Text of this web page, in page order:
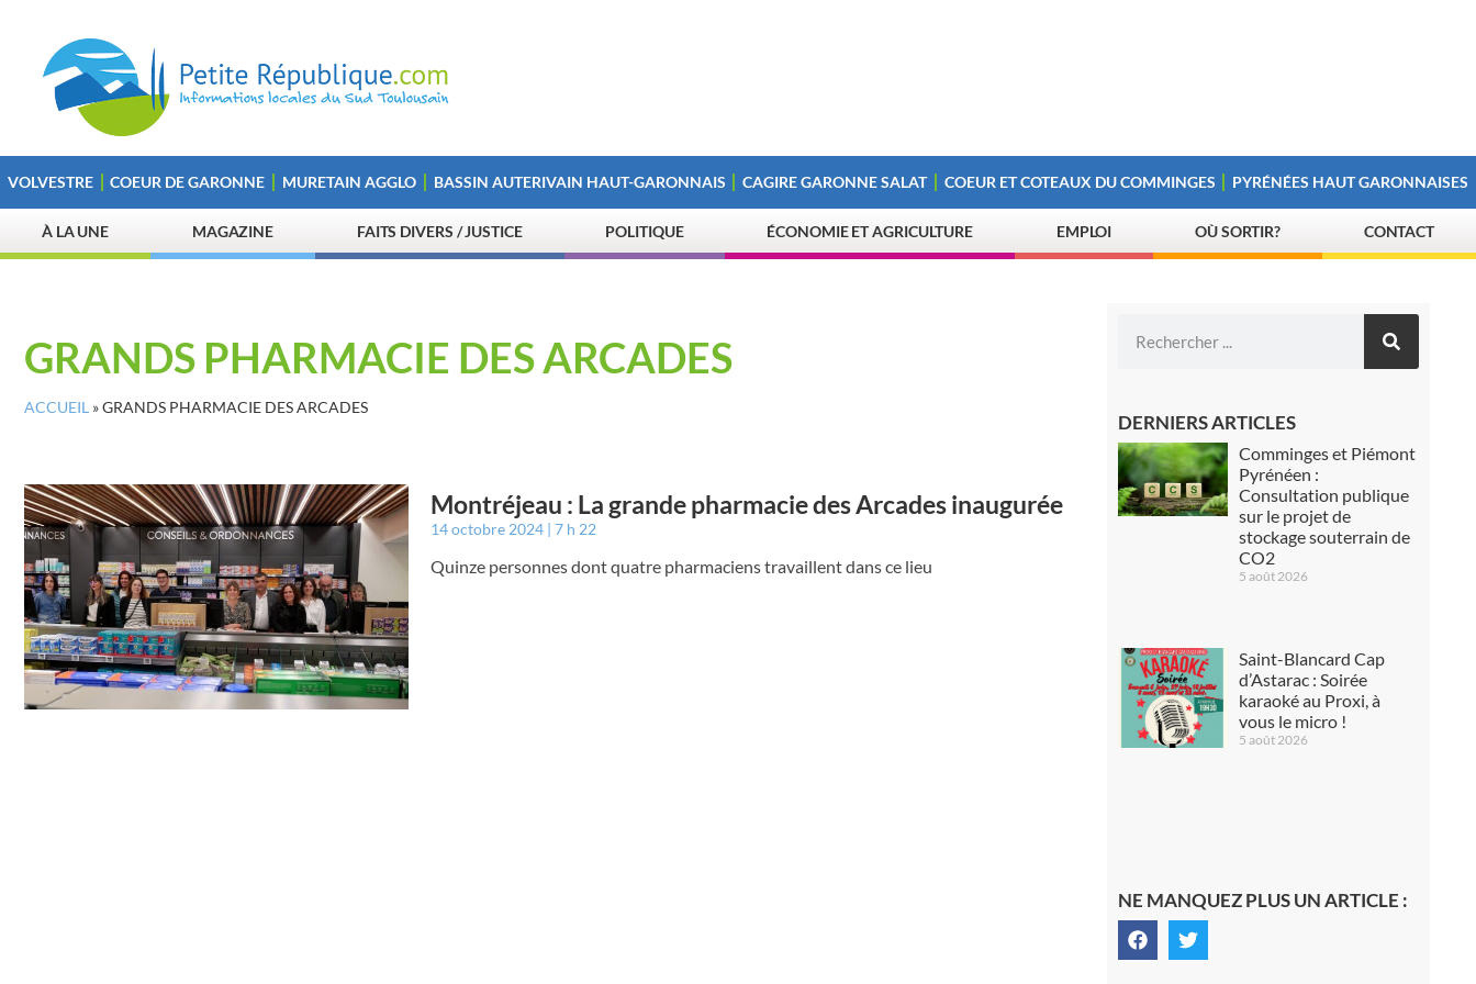
VOLVESTRE COEUR DE GARONNE MURETAIN AGGLO BASSIN AUTERIVAIN HAUT-GARONNAIS CAGIRE GARONNE SALAT COEUR ET COTEAUX DU COMMINGES PYRÉNÉES HAUT GARONNAISES
À LA UNE MAGAZINE FAITS DIVERS / JUSTICE POLITIQUE ÉCONOMIE ET AGRICULTURE EMPLOI OÙ SORTIR? CONTACT
GRANDS PHARMACIE DES ARCADES
ACCUEIL »GRANDS PHARMACIE DES ARCADES
Montréjeau : La grande pharmacie des Arcades inaugurée
14 octobre 2024 7 h 22
Quinze personnes dont quatre pharmaciens travaillent dans ce lieu
DERNIERS ARTICLES
Comminges et Piémont
Pyrénéen :
Consultation publique
sur le projet de
stockage souterrain de
CO2
5 août 2026
Saint-Blancard Cap
d’Astarac : Soirée
karaoké au Proxi, à
vous le micro !
5 août 2026
NE MANQUEZ PLUS UN ARTICLE :